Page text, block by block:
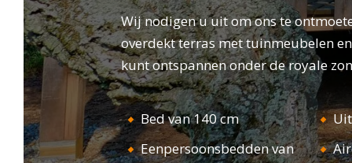
Wij nodigen u uit om ons te
overdekt terras met tuinmeubelen
kunt ontspannen onder de royale
Bed van 140 cm
Eenpersoonsbedden van